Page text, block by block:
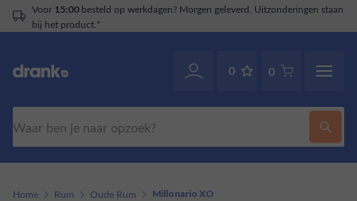
Voor 15:00besteld op werkdagen? Morgen geleverd. Uitzonderingen staan
bij het product.*
0 0
Home Rum Oude Rum Millonario XO